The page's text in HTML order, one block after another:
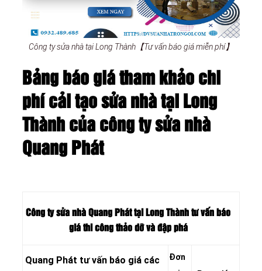
Công ty sửa nhà tại Long Thành【Tư vấn báo giá miễn phí】
Bảng báo giá tham khảo chi
phí cải tạo sửa nhà tại Long
Thành của công ty sửa nhà
Quang Phát
Công ty sửa nhà Quang Phát tại Long Thành tư vấn báo
giá thi công thảo dỡ và đập phá
Quang Phát tư vấn báo giá các
Đơn